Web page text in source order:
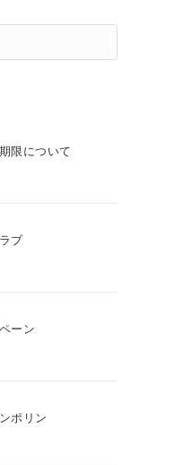
Escape
限について
ブ
ーン
ポリン